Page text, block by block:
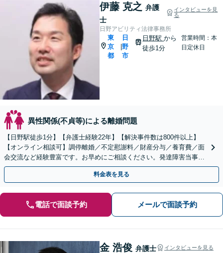
伊藤 克之 弁護
士
インタビューを見
る
日野アビリティ法律事務所
東
京
都
日
野
市
日野駅から
徒歩1分
営業時間：本
日定休日
異性関係(不貞等)による離婚問題
【日野駅徒歩1分】【弁護士経験22年】【解決事件数は800件以上】
【オンライン相談可】調停離婚／不定慰謝料／財産分与／養育費／面
会交流など経験豊富です。お早めにご相談ください。発達障害当事者
の方専門の相談室もあります。【丁寧にヒアリング】
料金表を見る
電話で面談予約 メールで面談予約
金 浩俊 弁護士 インタビューを見る